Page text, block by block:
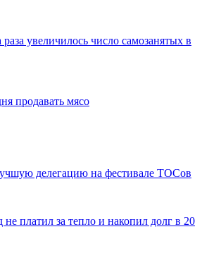
увеличилось число самозанятых в
продавать мясо
делегацию на фестивале ТОСов
не платил за тепло и накопил долг в 20